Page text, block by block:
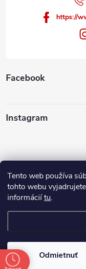
Tento web používa
tohto webu
informáciítu.
Odmietnuť
https://
Facebook
Instagram
Sledovať
Ako nakupovať